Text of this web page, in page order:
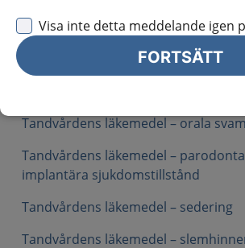
Visa inte detta meddelande igen
FORTSÄTT
kariesprevention
Tandvårdens läkemedel –
Tandvårdens läkemedel – orala
Tandvårdens läkemedel –
implantära sjukdomstillstånd
Tandvårdens läkemedel – sedering
Tandvårdens läkemedel –